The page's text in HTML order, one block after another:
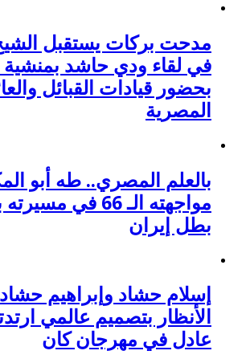
مدحت بركات يستقبل
في لقاء ودي حاشد بمنشية
بحضور قيادات القبائل
المصرية
بالعلم المصري.. طه أبو
مواجهته الـ 66 في
بطل إيران
إسلام حشاد وإبراهيم
الأنظار بتصميم عالمي
عادل في مهرجان كان